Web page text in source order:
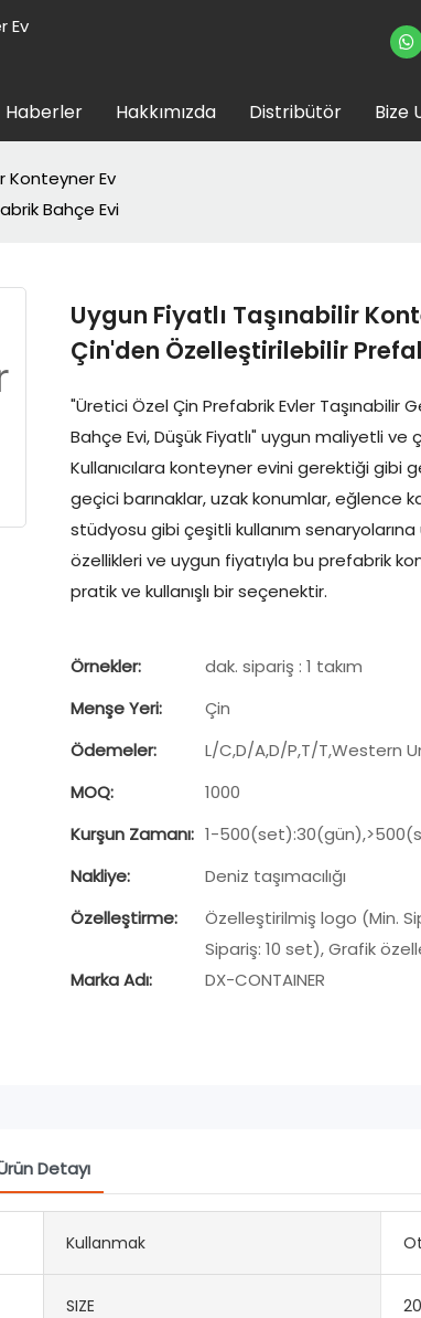
Ev
Haberler Hakkımızda Distribütör Bize
Konteyner Ev
Bahçe Evi
Uygun Fiyatlı Taşınabilir
Çin'den Özelleştirilebilir
"Üretici Özel Çin Prefabrik Evler Taşınabilir
Bahçe Evi, Düşük Fiyatlı" uygun maliyetli
Kullanıcılara konteyner evini gerektiği
geçici barınaklar, uzak konumlar,
stüdyosu gibi çeşitli kullanım
özellikleri ve uygun fiyatıyla bu prefabrik
pratik ve kullanışlı bir seçenektir.
Örnekler:
dak. sipariş : 1 takım
Menşe Yeri:
Çin
Ödemeler:
L/C,D/A,D/P,T/T,Western
MOQ:
1000
Kurşun Zamanı: 1-
Nakliye:
Deniz taşımacılığı
Özelleştirme:
Özelleştirilmiş logo (Min.
Sipariş: 10 set), Grafik
Marka Adı:
DX-CONTAINER
Detayı
Kullanmak
SIZE